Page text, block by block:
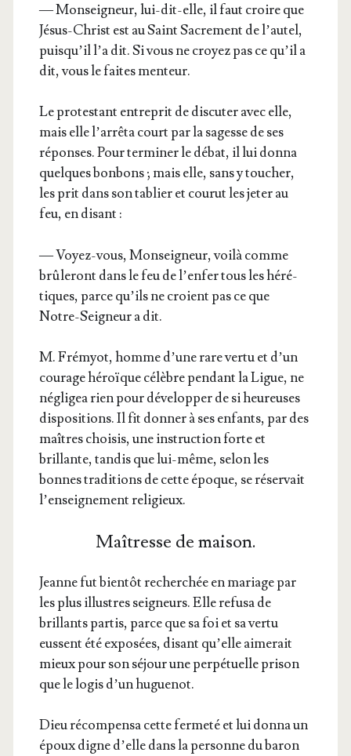
— Mon­sei­gneur, lui-dit-elle, il faut croire que
Jésus-Christ est au Saint Sacre­ment de l’au­tel,
puis­qu’il l’a dit. Si vous ne croyez pas ce qu’il a
dit, vous le faites menteur.
Le pro­tes­tant entre­prit de dis­cu­ter avec elle,
mais elle l’ar­rê­ta court par la sagesse de ses
réponses. Pour ter­mi­ner le débat, il lui don­na
quelques bon­bons ; mais elle, sans y tou­cher,
les prit dans son tablier et cou­rut les jeter au
feu, en disant :
— Voyez-vous, Mon­sei­gneur, voi­là comme
brû­le­ront dans le feu de l’en­fer tous les héré­
tiques, parce qu’ils ne croient pas ce que
Notre-Sei­gneur a dit.
M. Fré­myot, homme d’une rare ver­tu et d’un
cou­rage héroïque célèbre pen­dant la Ligue, ne
négli­gea rien pour déve­lop­per de si heu­reuses
dis­po­si­tions. Il fit don­ner à ses enfants, par des
maîtres choi­sis, une ins­truc­tion forte et
brillante, tan­dis que lui-même, selon les
bonnes tra­di­tions de cette époque, se réser­vait
l’en­sei­gne­ment religieux.
Maîtresse de maison.
Jeanne fut bien­tôt recher­chée en mariage par
les plus illustres sei­gneurs. Elle refu­sa de
brillants par­tis, parce que sa foi et sa ver­tu
eussent été expo­sées, disant qu’elle aime­rait
mieux pour son séjour une per­pé­tuelle pri­son
que le logis d’un huguenot.
Dieu récom­pen­sa cette fer­me­té et lui don­na un
époux digne d’elle dans la per­sonne du baron